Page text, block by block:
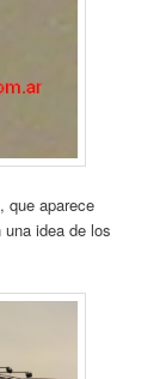
que aparece
idea de los